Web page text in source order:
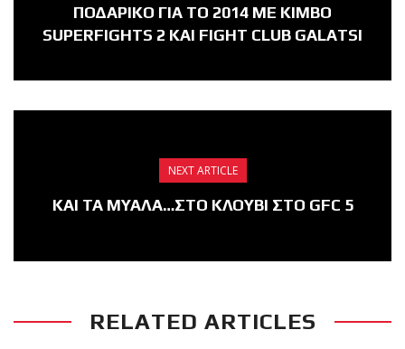
ΠΟΔΑΡΙΚΟ ΓΙΑ ΤΟ 2014 ΜΕ KIMBO
SUPERFIGHTS 2 ΚΑΙ FIGHT CLUB GALATSI
NEXT ARTICLE
ΚΑΙ ΤΑ ΜΥΑΛΑ…ΣΤΟ ΚΛΟΥΒΙ ΣΤΟ GFC 5
RELATED ARTICLES